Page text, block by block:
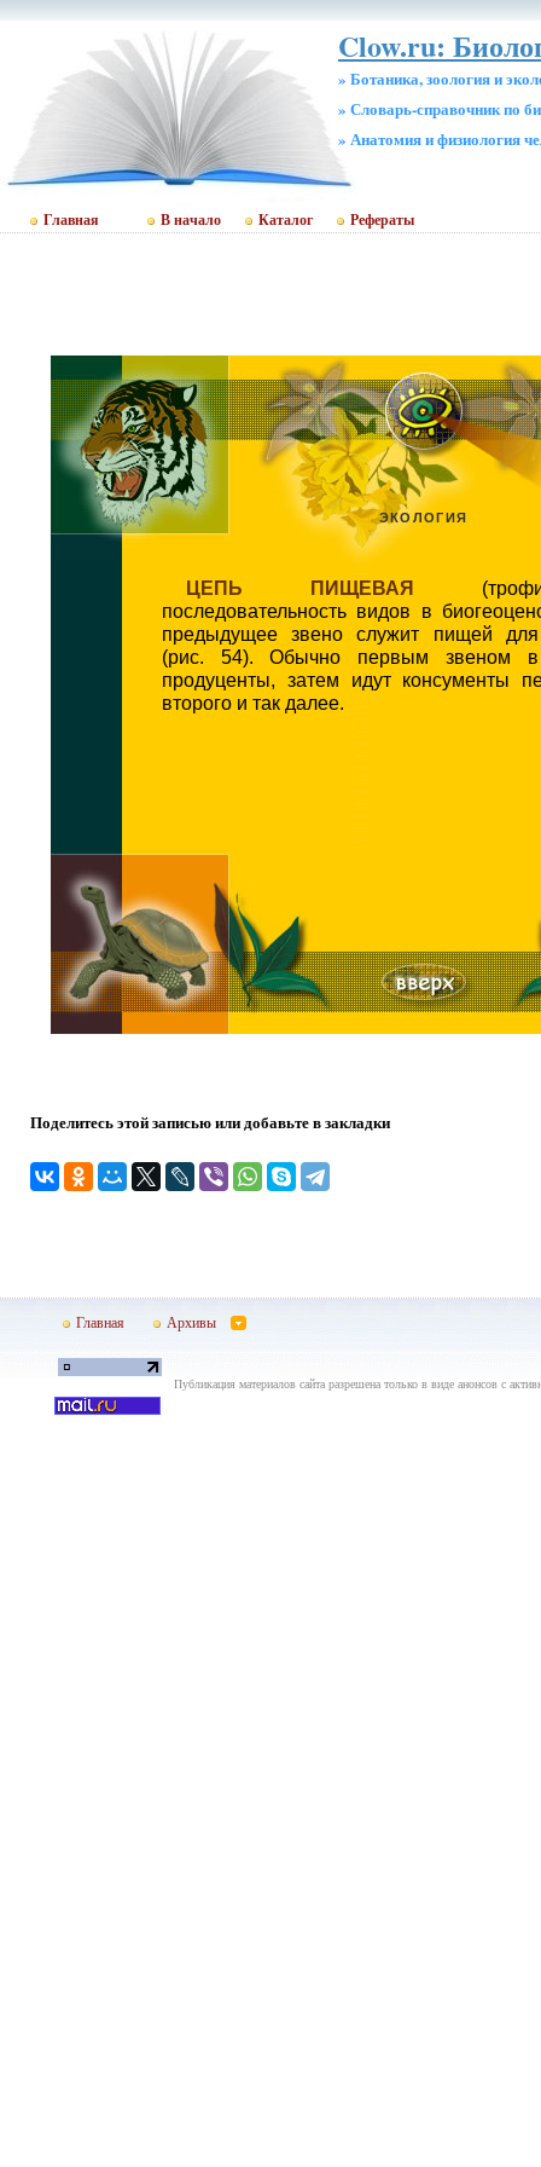
Clow.ru:
» Ботаника, зоология и
» Словарь-справочник по
» Анатомия и физиология
Главная В начало Каталог Рефераты
ЭКОЛОГИЯ
ЦЕПЬ ПИЩЕВАЯ
последовательность видов в
предыдущее звено служит пищей
(рис. 54). Обычно первым звеном
продуценты, затем идут консументы
второго и так далее.
Поделитесь этой записью или добавьте в закладки
Главная Архивы
Публикация материалов сайта разрешена только в виде анонсов с